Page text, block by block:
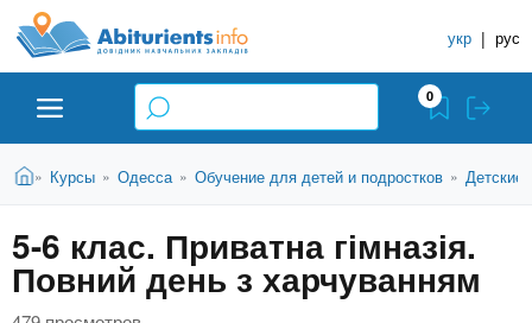
A
b
i
t
u
п
р
в
о
н
и
к
укр | рус
Абитуриенту
Вузы
0
В
д
е
с
Главная
» Курсы » Одесса » Обучение для детей и подростков » Детские
5-6 клас. Приватна гімназія.
Повний день з харчуванням